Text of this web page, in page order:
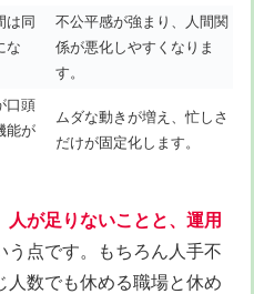
は同
な
不公平感が強まり、人間関
係が悪化しやすくなりま
す。
口頭
能が
ムダな動きが増え、忙しさ
だけが固定化します。
人が足りないことと、運用
う点です。もちろん人手不
人数でも休める職場と休め